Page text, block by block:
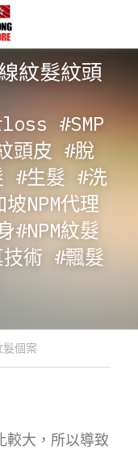
紋髮紋頭
#SMP
頭皮 #脫
#生髮 #洗
NPM代理
#NPM紋髮
術 #飄髮
髮個案
較大，所以導致